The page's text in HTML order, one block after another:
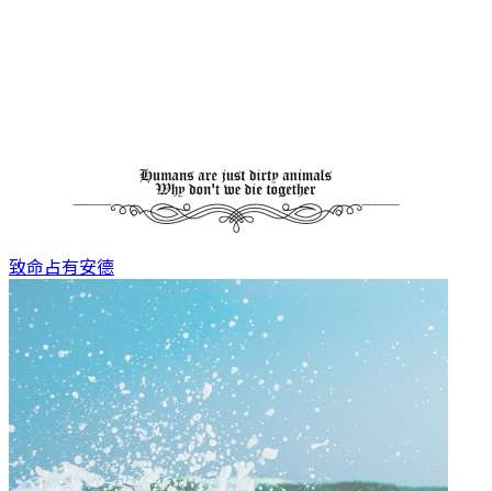
致命占有安德